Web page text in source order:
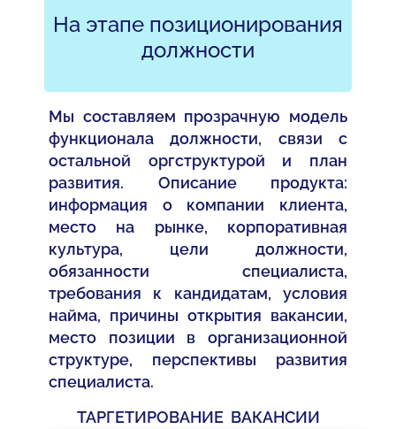
На этапе позиционирования
должности
Мы составляем прозрачную модель
функционала должности, связи с
остальной оргструктурой и план
развития. Описание продукта:
информация о компании клиента,
место на рынке, корпоративная
культура, цели должности,
обязанности специалиста,
требования к кандидатам, условия
найма, причины открытия вакансии,
место позиции в организационной
структуре, перспективы развития
специалиста.
ТАРГЕТИРОВАНИЕ ВАКАНСИИ